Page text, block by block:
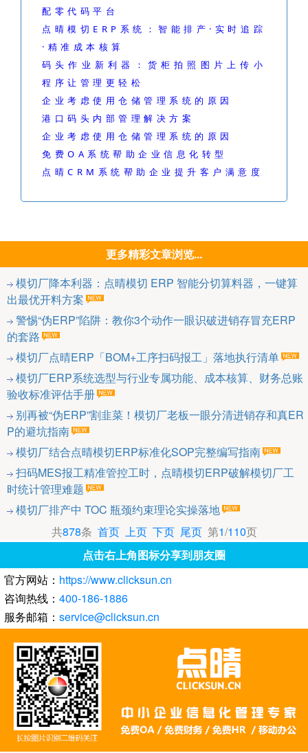
配零代码平台
点晴模切ERP系统：智能排产·实时追踪
·精准成本核算
码头作业新利器：货柜拍照图片上传小
程序让管理更轻松
企业考虑使用仓储管理系统的原因
港口码头内部管理解决方案
企业考虑使用仓储管理系统的原因
免费OA系统帮助企业信息化转型
点晴CRM系统帮助企业提升客户满意度
更多精彩文章浏览...
模切厂降本利器：点晴模切 ERP 智能分切算料器，一键算
出最优开料方案
警惕“伪ERP”陷阱：教你3个动作一眼识破进销存冒充ERP
的套路
模切厂点晴ERP「BOM+工序扫码报工」落地执行清单
模切厂ERP系统选型与行业专属功能、成本核算、财务总账
验收标准评估手册
别再被“伪ERP”割韭菜！模切厂老板一眼分清进销存和真ER
P的避坑指南
模切厂结合点晴模切ERP标准化SOP完整编写指南
扫码MES报工精准管控工时，点晴模切ERP破解模切厂工
时统计管理难题
模切厂排产中 TOC 瓶颈约束理论实操落地
共878条 首页 上页 下页 尾页第1/110页
点击右上角图标分享到朋友圈
官方网站： https://www.clicksun.cn
咨询热线： 400-186-1886
服务邮箱： service@clicksun.cn